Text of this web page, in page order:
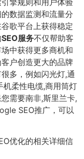
擎规则和用户体验
数据监测和流量分
歌平台上获得稳定
SEO服务不仅帮助客
中获得更多商机和
户创造更大的品牌
多，例如闪光灯,通
机柔性电缆,商用筒灯
需要南非,斯里兰卡,
SEO推广，可以
优化的相关详细信